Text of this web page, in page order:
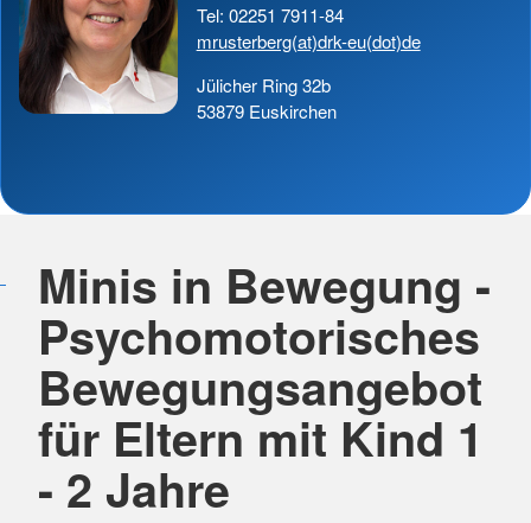
Tel: 02251 7911-84
mrusterberg(at)drk-eu(dot)de
Jülicher Ring 32b
53879 Euskirchen
Minis in Bewegung -
Psychomotorisches
Bewegungsangebot
für Eltern mit Kind 1
- 2 Jahre